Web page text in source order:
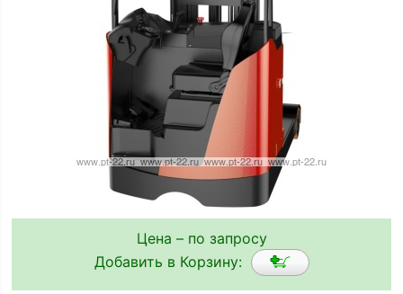
Цена – по запросу
Добавить в Корзину: